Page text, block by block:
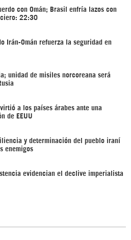
con Omán; Brasil enfría lazos con
22:30
Irán-Omán refuerza la seguridad en
unidad de misiles norcoreana será
a los países árabes ante una
de EEUU
y determinación del pueblo iraní
enemigos
evidencian el declive imperialista